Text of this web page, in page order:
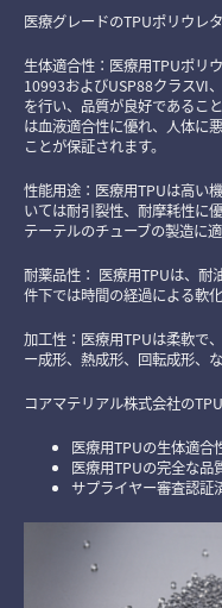
医療グレードのTPUポリウレ
生体適合性：医療用TPUポリ
10993およびUSP88クラスVI
を行い、品質が良好であるこ
は血液適合性に優れ、人体に
ことが保証されます。
性能用途：医療用TPUは高い
いては耐引裂性、耐摩耗性に
テーテルのチューブの製造に適
耐薬品性： 医療用TPUは、耐
件下では時間の経過による軟
加工性：医療用TPUは柔軟で
ー成形、熱成形、回転成形、
コアマテリアル株式会社の
医療用TPUの生体適合
医療用TPUの完全な品
サプライヤー審査認証